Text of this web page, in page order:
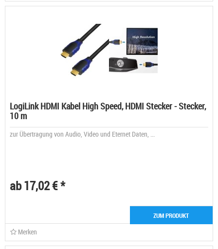
LogiLink HDMI Kabel High Speed, HDMI Stecker - Stecker,
10 m
zur Übertragung von Audio, Video und Eternet Daten, ...
ab 17,02 € *
ZUM PRODUKT
Merken